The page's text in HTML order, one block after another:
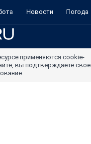
Новости Погода
применяются cookie-
вы подтверждаете свое